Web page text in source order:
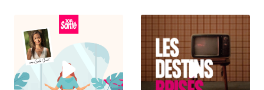
Comment l'intelligence artificielle
devient un confident pour les jeunes
00:03:16 - IL Y A 2 MOIS
Aujourd'hui, on met de côté les puces et les
serveurs pour parler de sentiments. L'intelligence